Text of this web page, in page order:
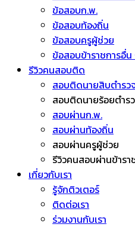
ข้อสอบก.พ.
ข้อสอบท้องถิ่น
ข้อสอบครูผู้ช่วย
ข้อสอบข้าราชการอื่น
รีวิวคนสอบติด
สอบติดนายสิบตำรว
สอบติดนายร้อยตำร
สอบผ่านก.พ.
สอบผ่านท้องถิ่น
สอบผ่านครูผู้ช่วย
รีวิวคนสอบผ่านข้ารา
เกี่ยวกับเรา
รู้จักติวเตอร์
ติดต่อเรา
ร่วมงานกับเรา